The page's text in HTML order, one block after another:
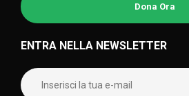
Dona Ora
ENTRA NELLA NEWSLETTER